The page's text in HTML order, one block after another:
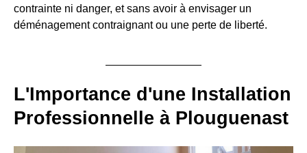
contrainte ni danger, et sans avoir à envisager un
déménagement contraignant ou une perte de liberté.
L'Importance d'une Installation
Professionnelle à Plouguenast